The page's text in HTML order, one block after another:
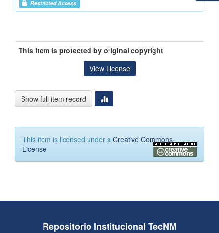
Restricted Access
This item is protected by original copyright
View License
Show full item record
This item is licensed under a Creative Commons
License
Repositorio Institucional TecNM